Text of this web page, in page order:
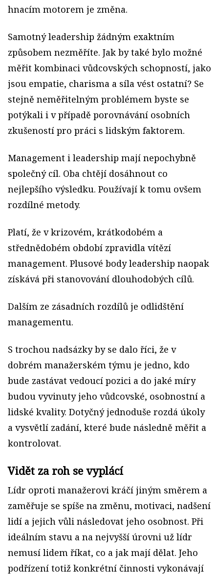
hnacím motorem je změna.
Samotný leadership žádným exaktním
způsobem nezměříte. Jak by také bylo možné
měřit kombinaci vůdcovských schopností, jako
jsou empatie, charisma a síla vést ostatní? Se
stejně neměřitelným problémem byste se
potýkali i v případě porovnávání osobních
zkušeností pro práci s lidským faktorem.
Management i leadership mají nepochybně
společný cíl. Oba chtějí dosáhnout co
nejlepšího výsledku. Používají k tomu ovšem
rozdílné metody.
Platí, že v krizovém, krátkodobém a
střednědobém období zpravidla vítězí
management. Plusové body leadership naopak
získává při stanovování dlouhodobých cílů.
Dalším ze zásadních rozdílů je odlidštění
managementu.
S trochou nadsázky by se dalo říci, že v
dobrém manažerském týmu je jedno, kdo
bude zastávat vedoucí pozici a do jaké míry
budou vyvinuty jeho vůdcovské, osobnostní a
lidské kvality. Dotyčný jednoduše rozdá úkoly
a vysvětlí zadání, které bude následně měřit a
kontrolovat.
Vidět za roh se vyplácí
Lídr oproti manažerovi kráčí jiným směrem a
zaměřuje se spíše na změnu, motivaci, nadšení
lidí a jejich vůli následovat jeho osobnost. Při
ideálním stavu a na nejvyšší úrovni už lídr
nemusí lidem říkat, co a jak mají dělat. Jeho
podřízení totiž konkrétní činnosti vykonávají